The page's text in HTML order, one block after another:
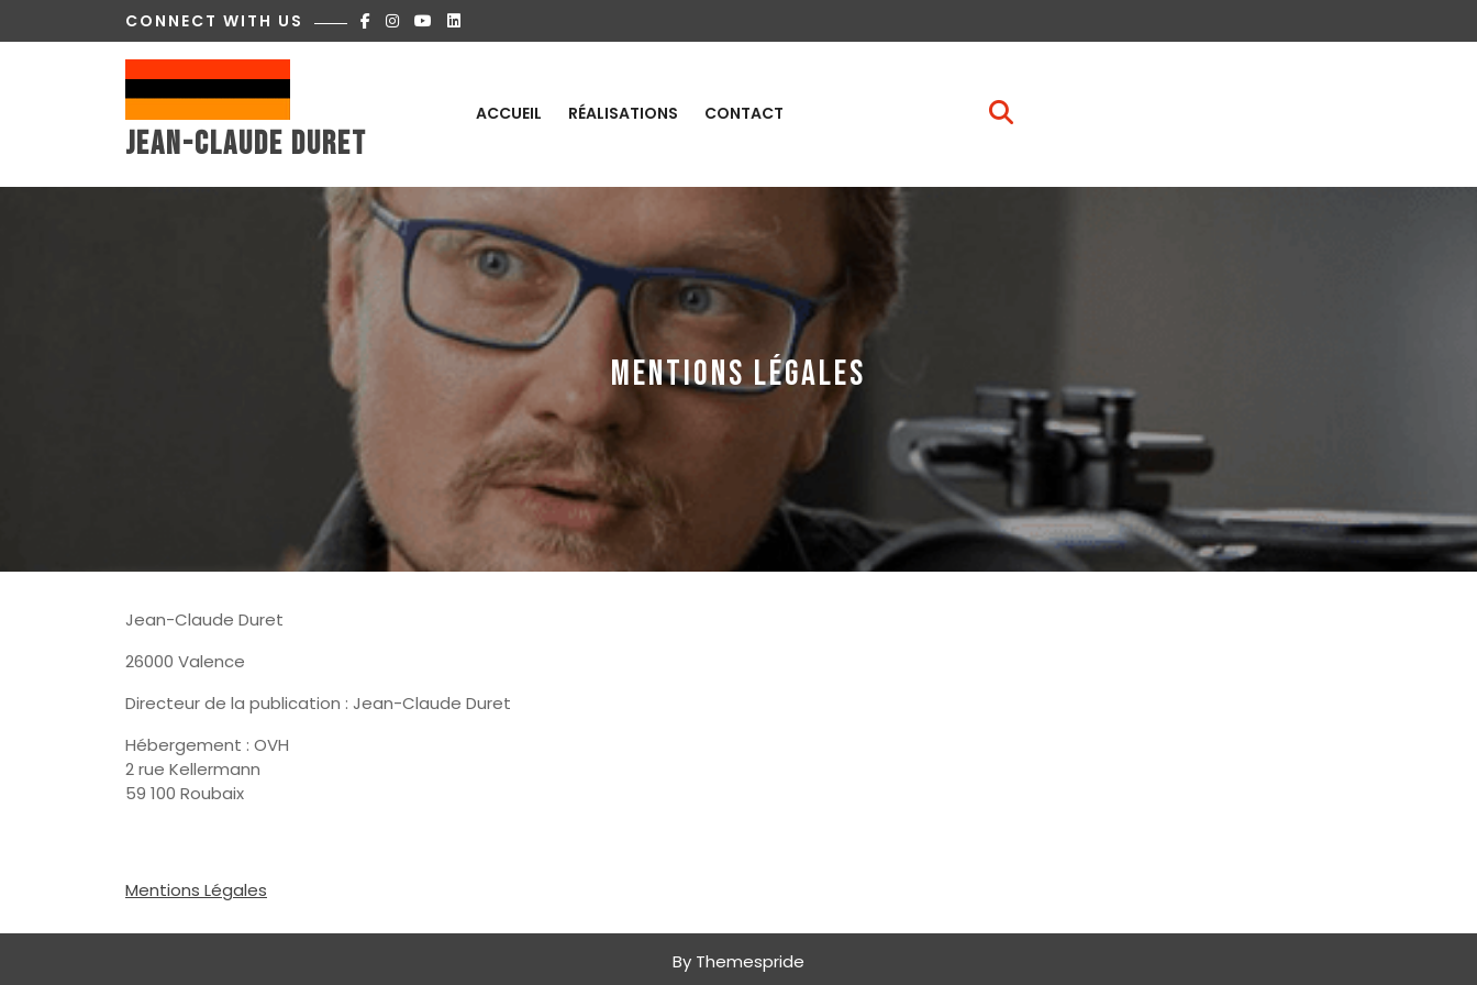
CONNECT WITH US
Jean-Claude Duret
ACCUEIL RÉALISATIONS CONTACT
MENTIONS LÉGALES
Jean-Claude Duret
26000 Valence
Directeur de la publication : Jean-Claude Duret
Hébergement : OVH
2 rue Kellermann
59 100 Roubaix
Mentions Légales
By Themespride